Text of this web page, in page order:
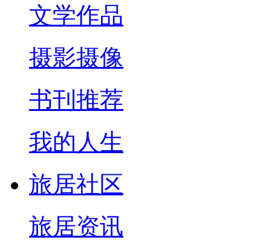
文学作品
摄影摄像
书刊推荐
我的人生
旅居社区
旅居资讯